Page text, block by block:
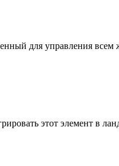
для управления
этот элемент в